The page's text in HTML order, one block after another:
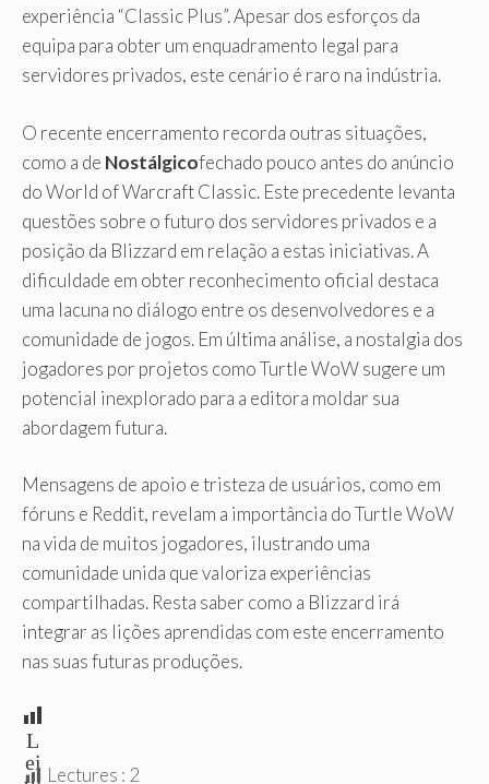
experiência “Classic Plus”. Apesar dos esforços da
equipa para obter um enquadramento legal para
servidores privados, este cenário é raro na indústria.
O recente encerramento recorda outras situações,
como a de Nostálgicofechado pouco antes do anúncio
do World of Warcraft Classic. Este precedente levanta
questões sobre o futuro dos servidores privados e a
posição da Blizzard em relação a estas iniciativas. A
dificuldade em obter reconhecimento oficial destaca
uma lacuna no diálogo entre os desenvolvedores e a
comunidade de jogos. Em última análise, a nostalgia dos
jogadores por projetos como Turtle WoW sugere um
potencial inexplorado para a editora moldar sua
abordagem futura.
Mensagens de apoio e tristeza de usuários, como em
fóruns e Reddit, revelam a importância do Turtle WoW
na vida de muitos jogadores, ilustrando uma
comunidade unida que valoriza experiências
compartilhadas. Resta saber como a Blizzard irá
integrar as lições aprendidas com este encerramento
nas suas futuras produções.
L
ei
Lectures : 2